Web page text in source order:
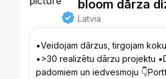
bloom dārza
Latvia
▪️Veidojam dārzus, tirgojam
▪️>30 realizētu dārzu projektu
padomiem un iedvesmoju